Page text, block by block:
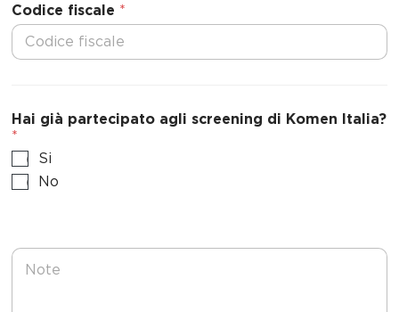
t
a
t
+
Codice fiscale *
Hai già partecipato agli screening di Komen Italia?
*
Si
No
N